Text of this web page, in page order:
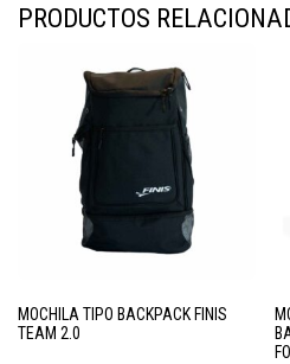
PRODUCTOS
MOCHILA TIPO BACKPACK FINIS
TEAM 2.0